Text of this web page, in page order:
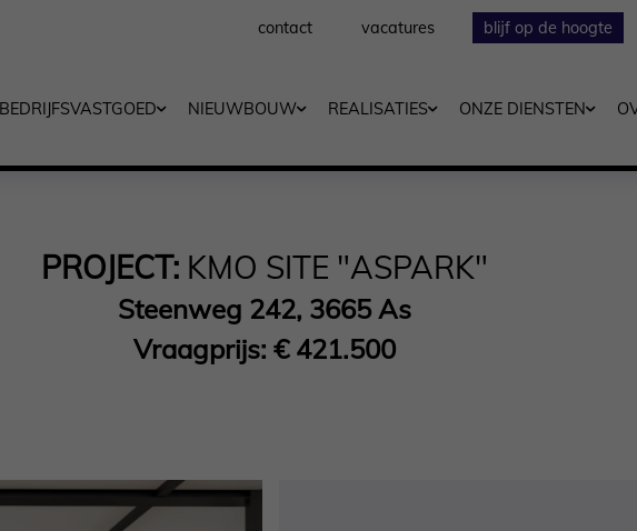
contact vacatures blijf op de hoogte
BEDRIJFSVASTGOED NIEUWBOUW REALISATIES ONZE DIENSTEN
PROJECT: KMO SITE "ASPARK"
Steenweg 242, 3665 As
Vraagprijs: € 421.500